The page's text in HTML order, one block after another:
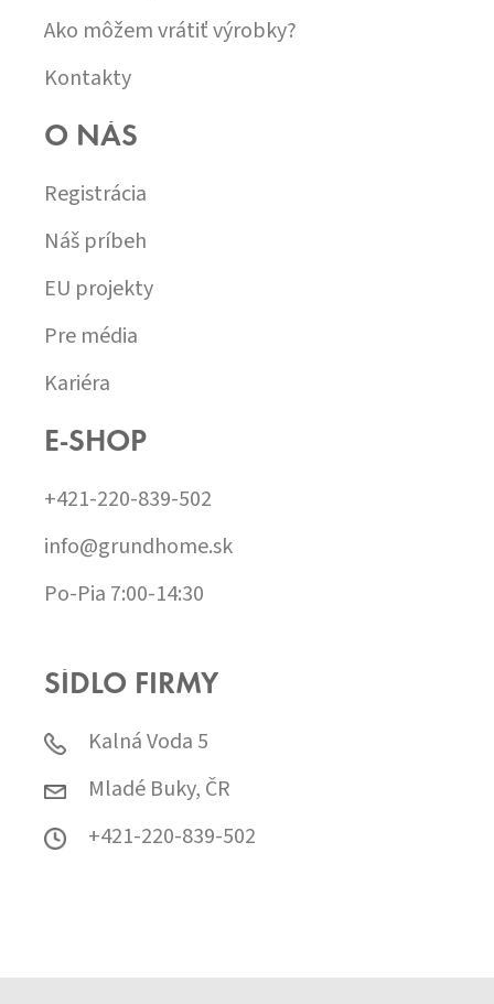
Ako môžem vrátiť výrobky?
Kontakty
O NÁS
Registrácia
Náš príbeh
EU projekty
Pre média
Kariéra
E-SHOP
+421-220-839-502
info@grundhome.sk
Po-Pia 7:00-14:30
SÍDLO FIRMY
Kalná Voda 5
Mladé Buky, ČR
+421-220-839-502